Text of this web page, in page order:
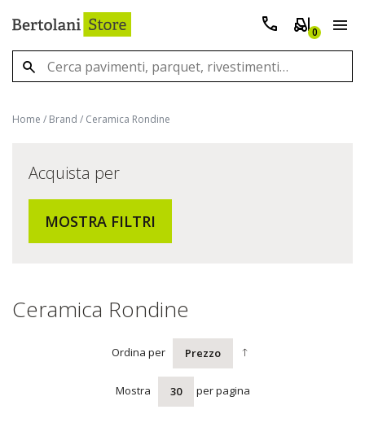
0
Home / Brand / Ceramica Rondine
Acquista per
MOSTRA FILTRI
Ceramica Rondine
Ordina per Prezzo
Mostra 30 per pagina